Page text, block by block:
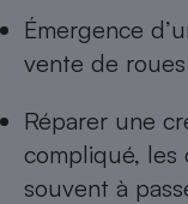
Émergence
vente de
Réparer une
compliqué, les
souvent à